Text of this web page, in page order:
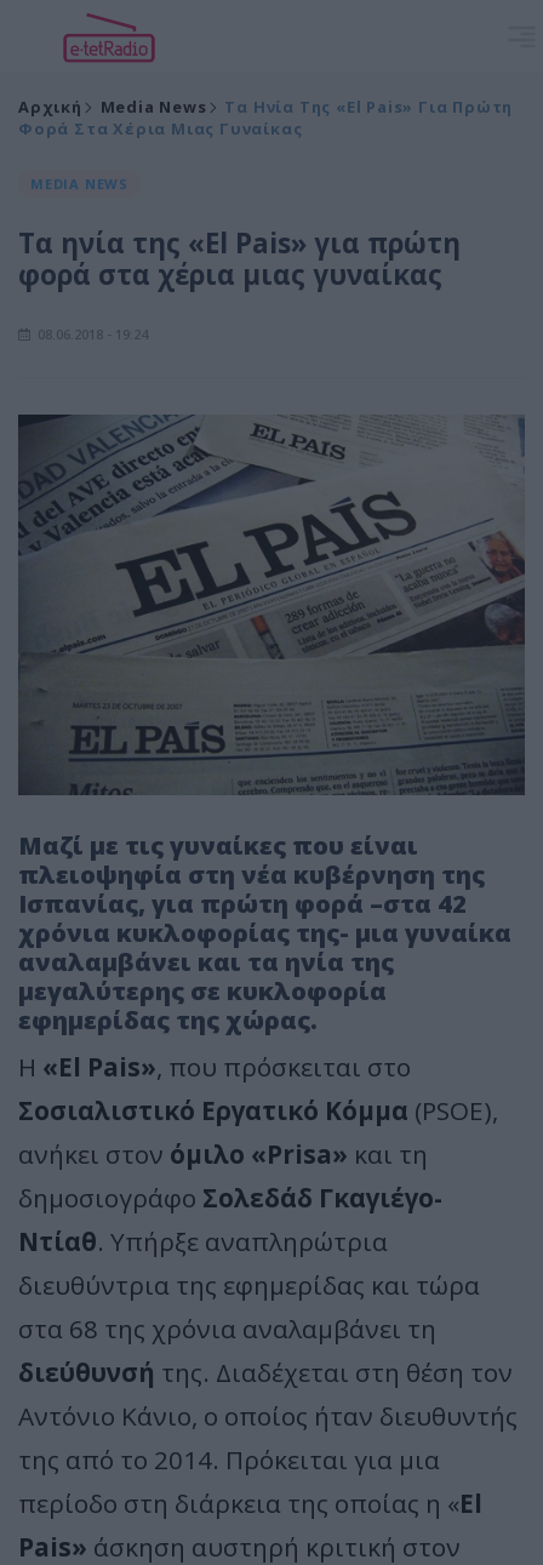
Αρχική Media News
Τα Ηνία Της «El Pais» Για Πρώτη
Φορά Στα Χέρια Μιας Γυναίκας
MEDIA NEWS
Τα ηνία της «El Pais» για πρώτη
φορά στα χέρια μιας γυναίκας
08.06.2018 - 19:24
Μαζί με τις γυναίκες που είναι
πλειοψηφία στη νέα κυβέρνηση της
Ισπανίας, για πρώτη φορά –στα 42
χρόνια κυκλοφορίας της- μια γυναίκα
αναλαμβάνει και τα ηνία της
μεγαλύτερης σε κυκλοφορία
εφημερίδας της χώρας.
Η «El Pais», που πρόσκειται στο
Σοσιαλιστικό Εργατικό Κόμμα (PSOE),
ανήκει στον όμιλο «Prisa» και τη
δημοσιογράφο Σολεδάδ Γκαγιέγο-
Ντίαθ. Υπήρξε αναπληρώτρια
διευθύντρια της εφημερίδας και τώρα
στα 68 της χρόνια αναλαμβάνει τη
διεύθυνσή της. Διαδέχεται στη θέση τον
Αντόνιο Κάνιο, ο οποίος ήταν διευθυντής
της από το 2014. Πρόκειται για μια
περίοδο στη διάρκεια της οποίας η «El
Pais» άσκηση αυστηρή κριτική στον